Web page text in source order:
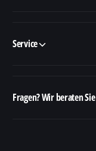
Service
Fragen? Wir beraten Sie